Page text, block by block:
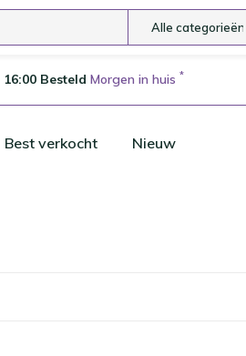
Alle categorieën
Besteld Morgen in huis *
Best verkocht Nieuw